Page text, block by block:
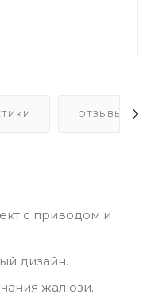
ОТЗЫВЫ
с приводом и
дизайн.
жалюзи.